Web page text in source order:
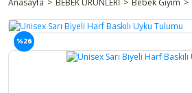
Anasayfa BEBEK ÜRÜNLERİ Bebek Giyim
%26